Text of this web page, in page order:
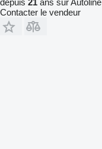
Contacter le vendeur